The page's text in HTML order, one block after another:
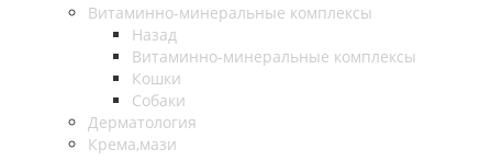
Витаминно-минеральные комплексы
Назад
Витаминно-минеральные комплексы
Кошки
Собаки
Дерматология
Крема,мази